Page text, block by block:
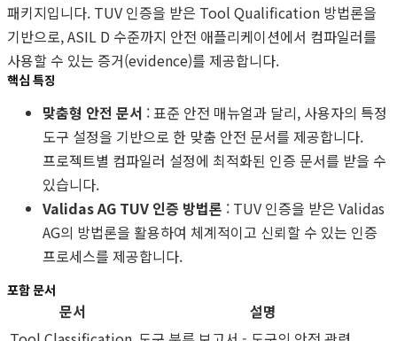
패키지입니다. TUV 인증을 받은 Tool Qualification 방법론을
기반으로, ASIL D 수준까지 안전 애플리케이션에서 컴파일러를
사용할 수 있는 증거(evidence)를 제공합니다.
핵심 특징
맞춤형 안전 문서 : 표준 안전 매뉴얼과 달리, 사용자의 특정
도구 설정을 기반으로 한 맞춤 안전 문서를 제공합니다.
프로젝트별 컴파일러 설정에 최적화된 인증 문서를 받을 수
있습니다.
Validas AG TUV 인증 방법론 : TUV 인증을 받은 Validas
AG의 방법론을 활용하여 체계적이고 신뢰할 수 있는 인증
프로세스를 제공합니다.
포함 문서
문서
설명